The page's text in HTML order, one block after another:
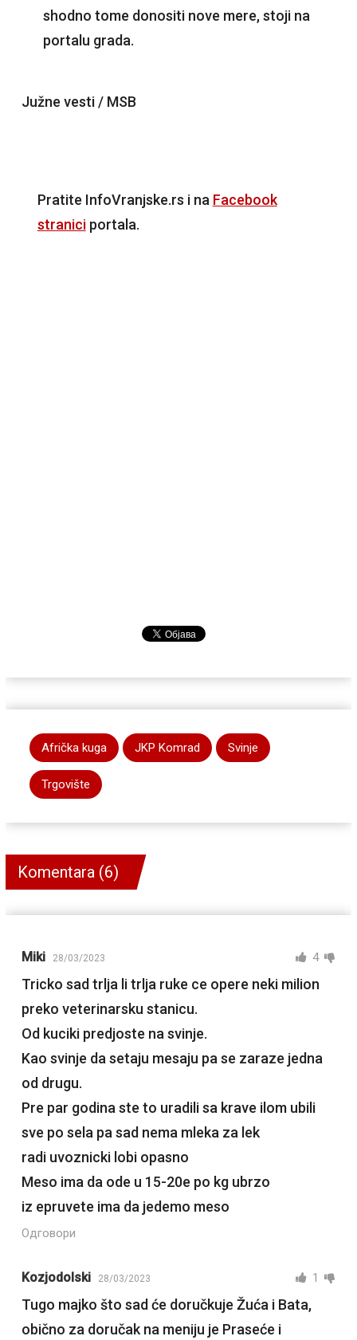
shodno tome donositi nove mere, stoji na
portalu grada.
Južne vesti / MSB
Pratite InfoVranjske.rs i na Facebook
straniciportala.
Afrička kuga JKP Komrad Svinje
Trgovište
Komentara (6)
Miki 28/03/2023 4
Tricko sad trlja li trlja ruke ce opere neki milion
preko veterinarsku stanicu.
Od kuciki predjoste na svinje.
Kao svinje da setaju mesaju pa se zaraze jedna
od drugu.
Pre par godina ste to uradili sa krave ilom ubili
sve po sela pa sad nema mleka za lek
radi uvoznicki lobi opasno
Meso ima da ode u 15-20e po kg ubrzo
iz epruvete ima da jedemo meso
Одговори
Kozjodolski 28/03/2023 1
Tugo majko što sad će doručkuje Žuća i Bata,
obično za doručak na meniju je Praseće i